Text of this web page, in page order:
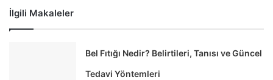
İlgili Makaleler
Bel Fıtığı Nedir? Belirtileri, Tanısı ve Güncel
Tedavi Yöntemleri